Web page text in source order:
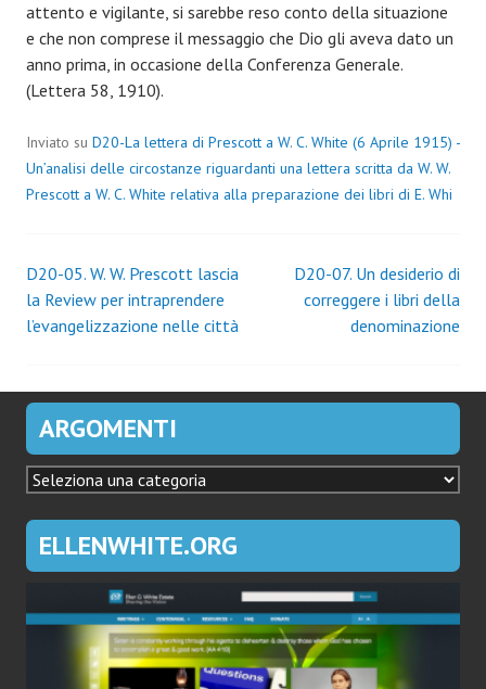
attento e vigilante, si sarebbe reso conto della situazione
e che non comprese il messaggio che Dio gli aveva dato un
anno prima, in occasione della Conferenza Generale.
(Lettera 58, 1910).
Inviato su D20-La lettera di Prescott a W. C. White (6 Aprile 1915) -
Un’analisi delle circostanze riguardanti una lettera scritta da W. W.
Prescott a W. C. White relativa alla preparazione dei libri di E. Whi
Navigazione
articoli
D20-05. W. W. Prescott lascia
la Review per intraprendere
l’evangelizzazione nelle città
D20-07. Un desiderio di
correggere i libri della
denominazione
ARGOMENTI
ARGOMENTI
ELLENWHITE.ORG